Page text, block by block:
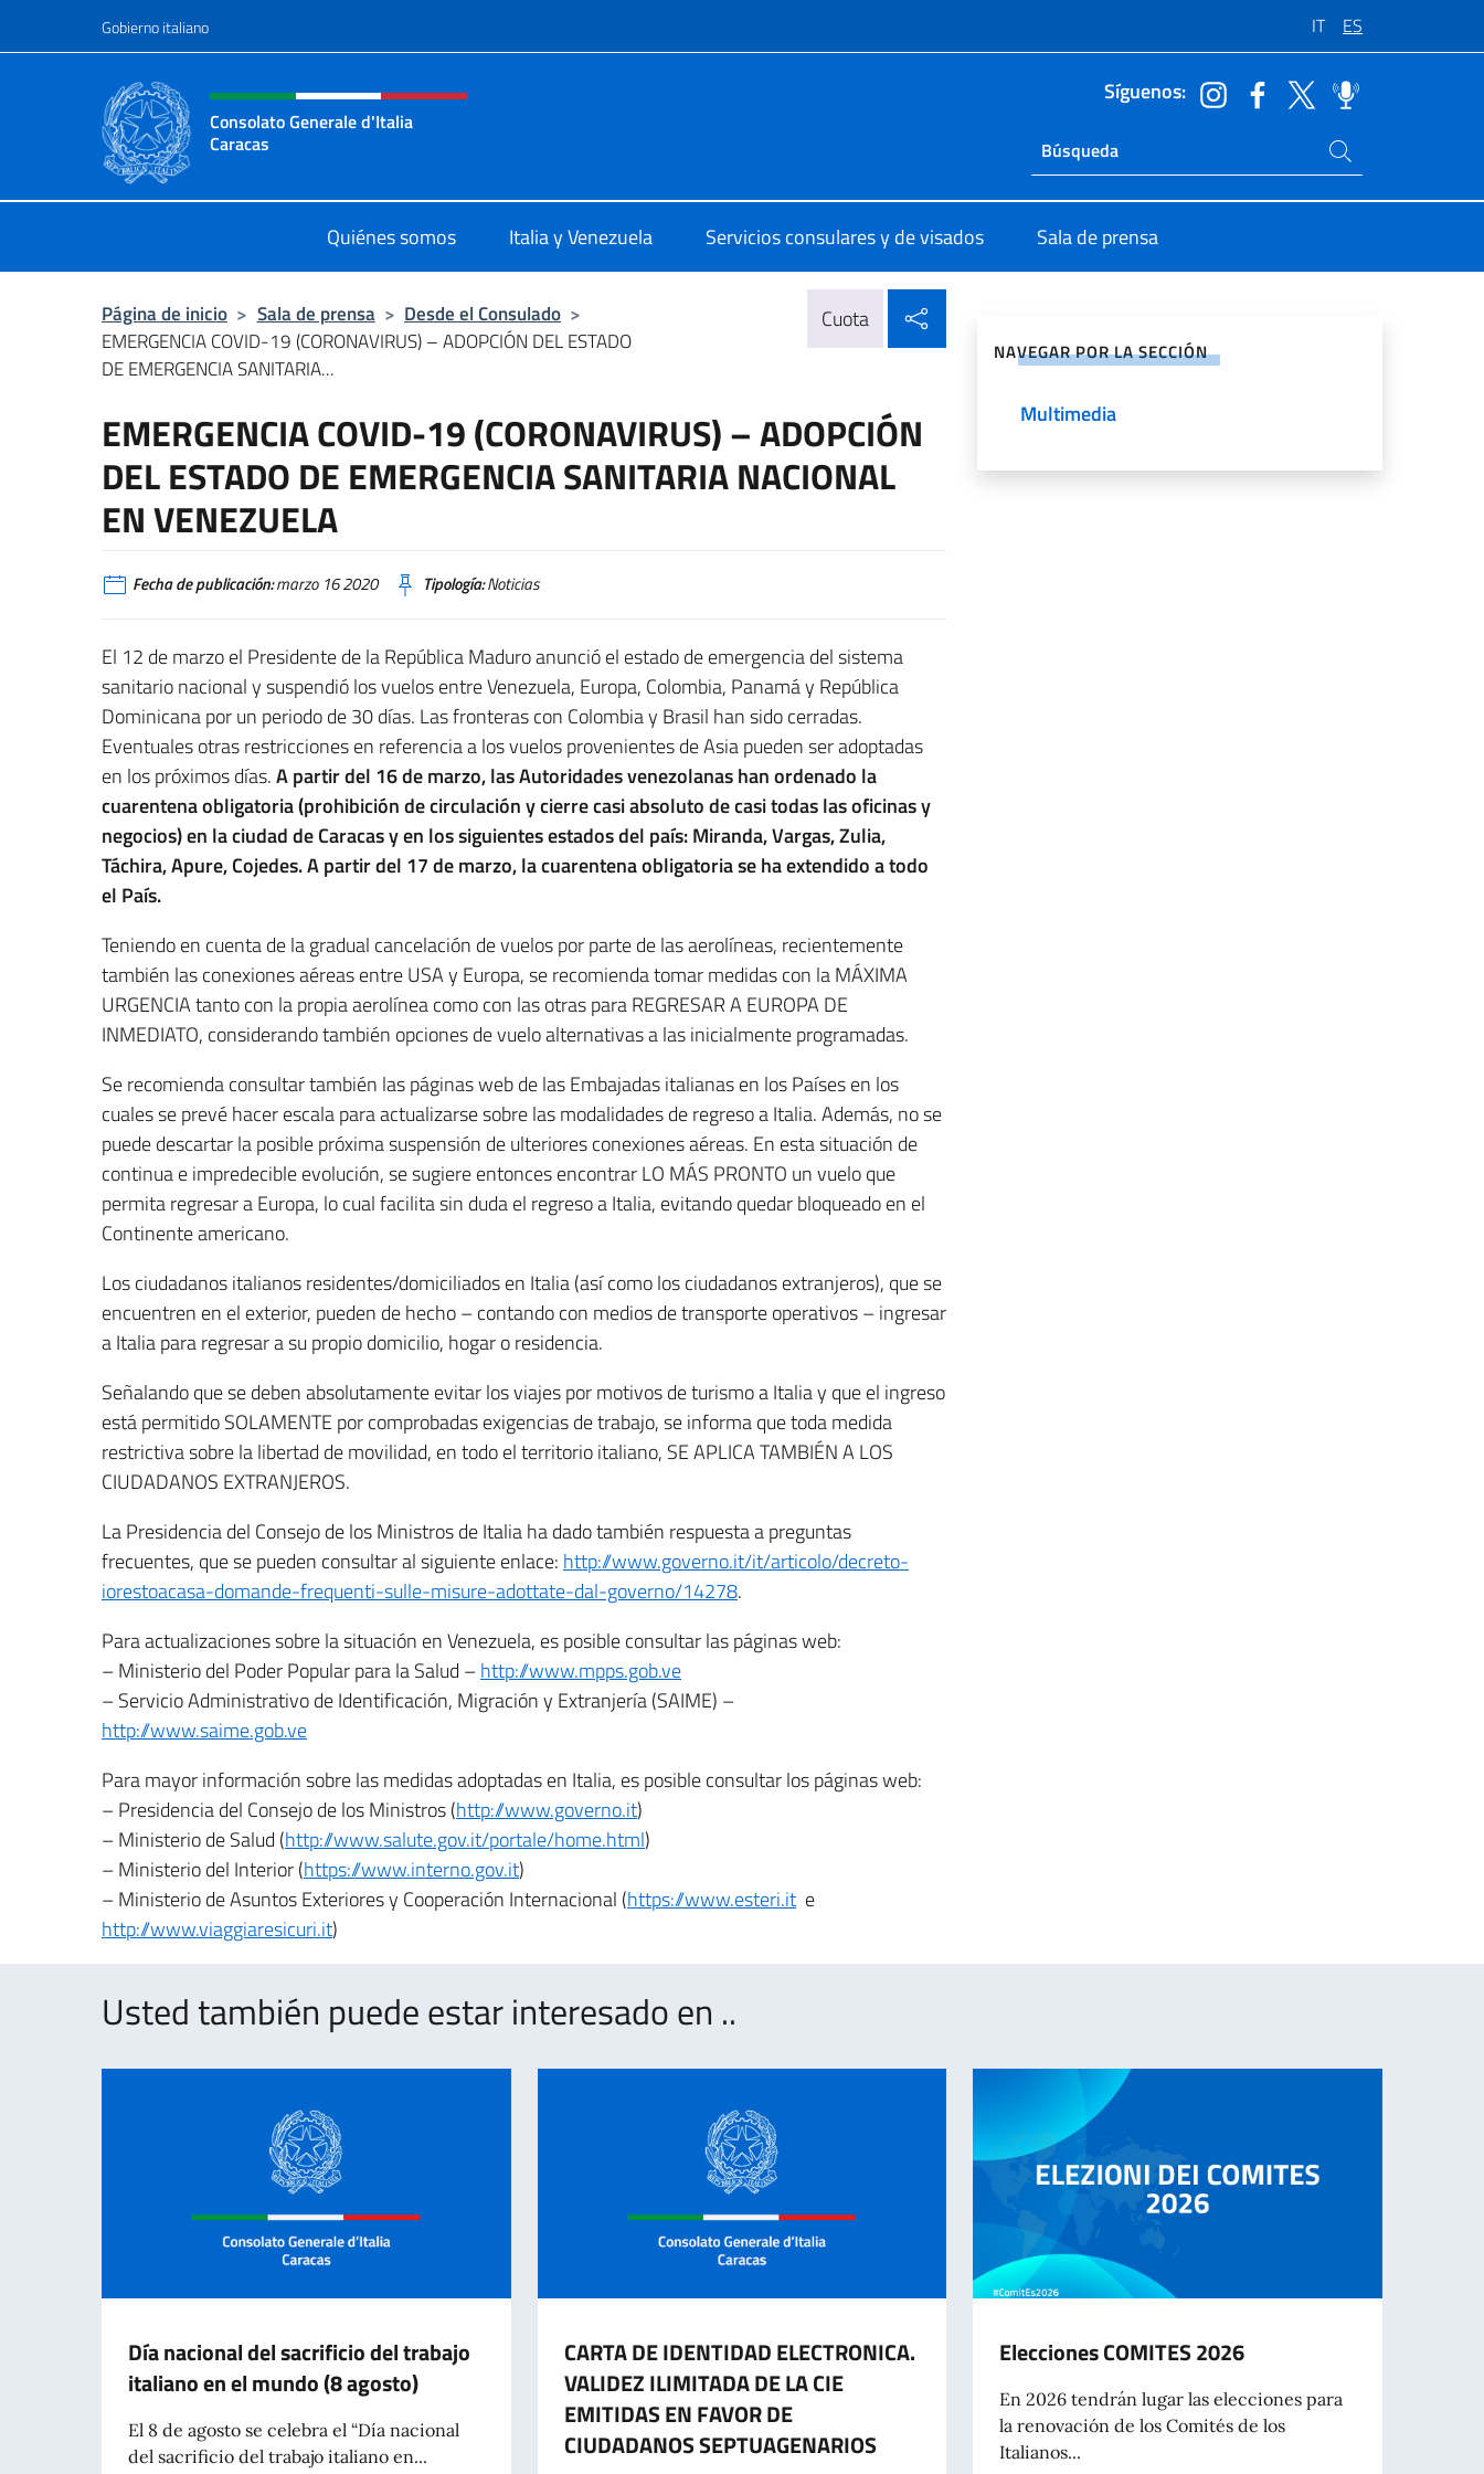
Gobierno italiano IT ES
Encabezado del sitio web, redes sociales y menú
Consolato Generale d'Italia
Caracas
Síguenos:
Ricerca sito live
Buscar en el sitio
Quiénes somos Italia y Venezuela Servicios consulares y de visados Sala de prensa
Página de inicio > Sala de prensa > Desde el Consulado >
EMERGENCIA COVID-19 (CORONAVIRUS) – ADOPCIÓN DEL ESTADO
DE EMERGENCIA SANITARIA...
Cuota
EMERGENCIA COVID-19 (CORONAVIRUS) – ADOPCIÓN
DEL ESTADO DE EMERGENCIA SANITARIA NACIONAL
EN VENEZUELA
Fecha de publicación:marzo 16 2020 Tipología:Noticias
El 12 de marzo el Presidente de la República Maduro anunció el estado de emergencia del sistema
sanitario nacional y suspendió los vuelos entre Venezuela, Europa, Colombia, Panamá y República
Dominicana por un periodo de 30 días. Las fronteras con Colombia y Brasil han sido cerradas.
Eventuales otras restricciones en referencia a los vuelos provenientes de Asia pueden ser adoptadas
en los próximos días.A partir del 16 de marzo, las Autoridades venezolanas han ordenado la
cuarentena obligatoria (prohibición de circulación y cierre casi absoluto de casi todas las oficinas y
negocios) en la ciudad de Caracas y en los siguientes estados del país: Miranda, Vargas, Zulia,
Táchira, Apure, Cojedes.A partir del 17 de marzo, la cuarentena obligatoria se ha extendido a todo
el País.
Teniendo en cuenta de la gradual cancelación de vuelos por parte de las aerolíneas, recientemente
también las conexiones aéreas entre USA y Europa, se recomienda tomar medidas con la MÁXIMA
URGENCIA tanto con la propia aerolínea como con las otras para REGRESAR A EUROPA DE
INMEDIATO, considerando también opciones de vuelo alternativas a las inicialmente programadas.
Se recomienda consultar también las páginas web de las Embajadas italianas en los Países en los
cuales se prevé hacer escala para actualizarse sobre las modalidades de regreso a Italia. Además, no se
puede descartar la posible próxima suspensión de ulteriores conexiones aéreas. En esta situación de
continua e impredecible evolución, se sugiere entonces encontrar LO MÁS PRONTO un vuelo que
permita regresar a Europa, lo cual facilita sin duda el regreso a Italia, evitando quedar bloqueado en el
Continente americano.
Los ciudadanos italianos residentes/domiciliados en Italia (así como los ciudadanos extranjeros), que se
encuentren en el exterior, pueden de hecho – contando con medios de transporte operativos – ingresar
a Italia para regresar a su propio domicilio, hogar o residencia.
Señalando que se deben absolutamente evitar los viajes por motivos de turismo a Italia y que el ingreso
está permitido SOLAMENTE por comprobadas exigencias de trabajo, se informa que toda medida
restrictiva sobre la libertad de movilidad, en todo el territorio italiano, SE APLICA TAMBIÉN A LOS
CIUDADANOS EXTRANJEROS.
La Presidencia del Consejo de los Ministros de Italia ha dado también respuesta a preguntas
frecuentes, que se pueden consultar al siguiente enlace: http://www.governo.it/it/articolo/decreto-
iorestoacasa-domande-frequenti-sulle-misure-adottate-dal-governo/14278.
Para actualizaciones sobre la situación en Venezuela, es posible consultar las páginas web:
– Ministerio del Poder Popular para la Salud –http://www.mpps.gob.ve
– Servicio Administrativo de Identificación, Migración y Extranjería (SAIME) –
http://www.saime.gob.ve
Para mayor información sobre las medidas adoptadas en Italia, es posible consultar los páginas web:
– Presidencia del Consejo de los Ministros (http://www.governo.it)
– Ministerio de Salud (http://www.salute.gov.it/portale/home.html)
– Ministerio del Interior (https://www.interno.gov.it)
– Ministerio de Asuntos Exteriores y Cooperación Internacional (https://www.esteri.it e
http://www.viaggiaresicuri.it)
NAVEGAR POR LA SECCIÓN
Multimedia
Usted también puede estar interesado en ..
Día nacional del sacrificio del trabajo
italiano en el mundo (8 agosto)
El 8 de agosto se celebra el “Día nacional
del sacrificio del trabajo italiano en...
CARTA DE IDENTIDAD ELECTRONICA.
VALIDEZ ILIMITADA DE LA CIE
EMITIDAS EN FAVOR DE
CIUDADANOS SEPTUAGENARIOS
Elecciones COMITES 2026
En 2026 tendrán lugar las elecciones para
la renovación de los Comités de los
Italianos...